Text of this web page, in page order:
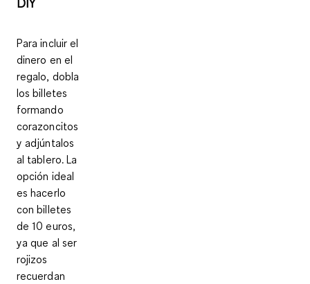
Para incluir el
dinero en el
regalo, dobla
los billetes
formando
corazoncitos
y adjúntalos
al tablero. La
opción ideal
es hacerlo
con billetes
de 10 euros,
ya que al ser
rojizos
recuerdan